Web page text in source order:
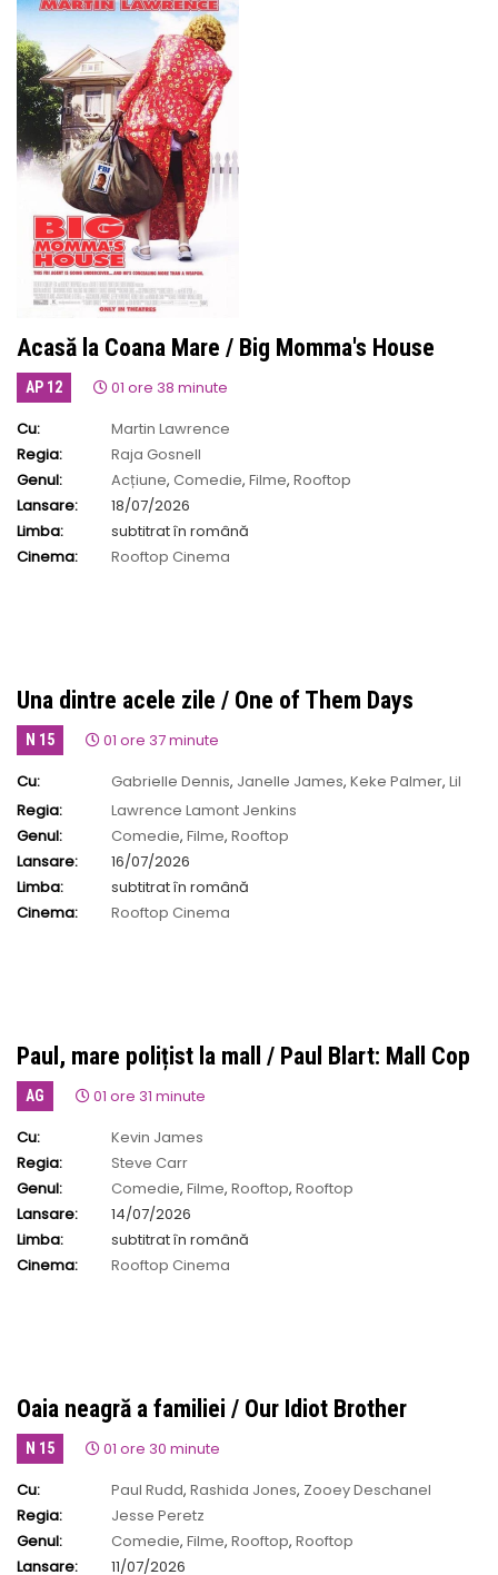
Acasă la Coana Mare / Big Momma's House
AP 12
01 ore 38 minute
Cu:
Martin Lawrence
Regia:
Raja Gosnell
Genul:
Acțiune, Comedie, Filme, Rooftop
Lansare:
18/07/2026
Limba:
subtitrat în română
Cinema:
Rooftop Cinema
Una dintre acele zile / One of Them Days
N 15
01 ore 37 minute
Cu:
Gabrielle Dennis, Janelle James, Keke Palmer, Lil
Rel Howery
Maude Apatow
Regia:
Lawrence Lamont Jenkins
Genul:
Comedie, Filme, Rooftop
Lansare:
16/07/2026
Limba:
subtitrat în română
Cinema:
Rooftop Cinema
Paul, mare polițist la mall / Paul Blart: Mall Cop
AG
01 ore 31 minute
Cu:
Kevin James
Regia:
Steve Carr
Genul:
Comedie, Filme, Rooftop, Rooftop
Lansare:
14/07/2026
Limba:
subtitrat în română
Cinema:
Rooftop Cinema
Oaia neagră a familiei / Our Idiot Brother
N 15
01 ore 30 minute
Cu:
Paul Rudd, Rashida Jones, Zooey Deschanel
Regia:
Jesse Peretz
Genul:
Comedie, Filme, Rooftop, Rooftop
Lansare:
11/07/2026